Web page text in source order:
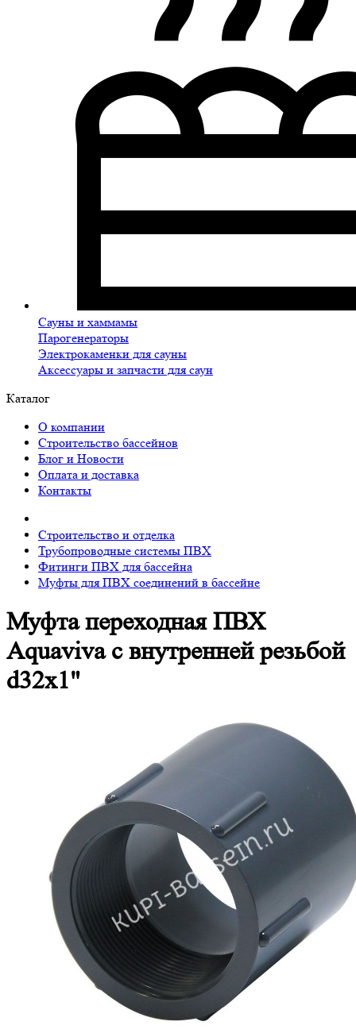
Сауны и хаммамы
Парогенераторы
Электрокаменки для сауны
Аксессуары и запчасти для саун
Каталог
О компании
Строительство бассейнов
Блог и Новости
Оплата и доставка
Контакты
Строительство и отделка
Трубопроводные системы ПВХ
Фитинги ПВХ для бассейна
Муфты для ПВХ соединений в бассейне
Муфта переходная ПВХ
Aquaviva с внутренней резьбой
d32х1"